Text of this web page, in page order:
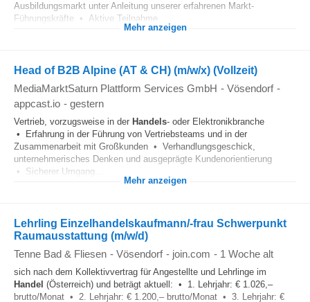
Ausbildungsmarkt unter Anleitung unserer erfahrenen Markt-
Führungskräfte • Aktive Teilnahme...
Mehr anzeigen
Head of B2B Alpine (AT & CH) (m/w/x) (Vollzeit)
MediaMarktSaturn Plattform Services GmbH - Vösendorf -
appcast.io - gestern
Vertrieb, vorzugsweise in der Handels- oder Elektronikbranche
• Erfahrung in der Führung von Vertriebsteams und in der
Zusammenarbeit mit Großkunden • Verhandlungsgeschick,
unternehmerisches Denken und ausgeprägte Kundenorientierung
• Sicherer Umgang...
Mehr anzeigen
Lehrling Einzelhandelskaufmann/-frau Schwerpunkt
Raumausstattung (m/w/d)
Tenne Bad & Fliesen - Vösendorf - join.com - 1 Woche alt
sich nach dem Kollektivvertrag für Angestellte und Lehrlinge im
Handel (Österreich) und beträgt aktuell: • 1. Lehrjahr: € 1.026,–
brutto/Monat • 2. Lehrjahr: € 1.200,– brutto/Monat • 3. Lehrjahr: €